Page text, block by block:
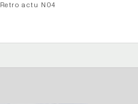
Retro actu N04